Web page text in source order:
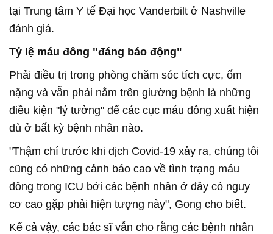
tại Trung tâm Y tế Đại học Vanderbilt ở Nashville
đánh giá.
Tỷ lệ máu đông "đáng báo động"
Phải điều trị trong phòng chăm sóc tích cực, ốm
nặng và vẫn phải nằm trên giường bệnh là những
điều kiện "lý tưởng" để các cục máu đông xuất hiện
dù ở bất kỳ bệnh nhân nào.
"Thậm chí trước khi dịch Covid-19 xảy ra, chúng tôi
cũng có những cảnh báo cao về tình trạng máu
đông trong ICU bởi các bệnh nhân ở đây có nguy
cơ cao gặp phải hiện tượng này", Gong cho biết.
Kể cả vậy, các bác sĩ vẫn cho rằng các bệnh nhân